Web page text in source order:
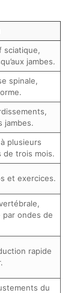
sciatique,
jambes.
spinale,
jambes.
plusieurs
de trois mois.
et exercices.
par ondes de
rapide
du